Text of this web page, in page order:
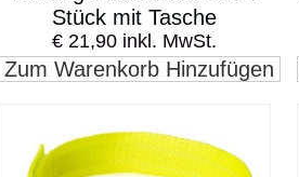
Stück mit Tasche
€ 21,90 inkl. MwSt.
Zum Warenkorb Hinzufügen